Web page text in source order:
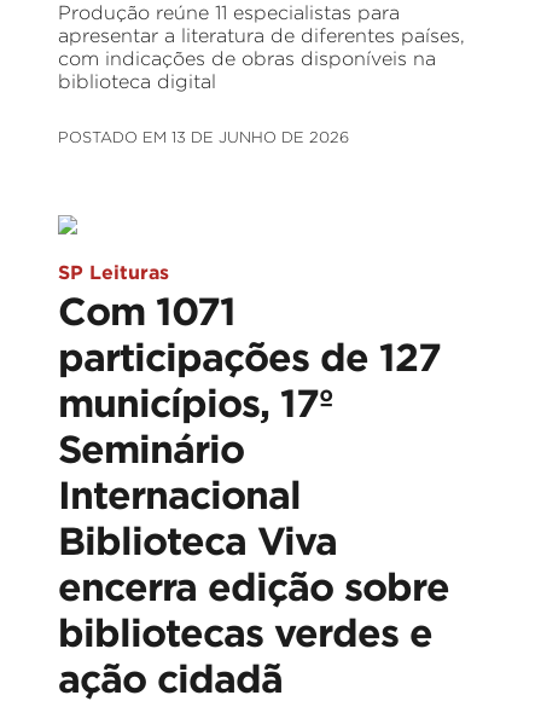
Produção reúne 11 especialistas para
apresentar a literatura de diferentes países,
com indicações de obras disponíveis na
biblioteca digital
POSTADO EM 13 DE JUNHO DE 2026
SP Leituras
Com 1071
participações de 127
municípios, 17º
Seminário
Internacional
Biblioteca Viva
encerra edição sobre
bibliotecas verdes e
ação cidadã